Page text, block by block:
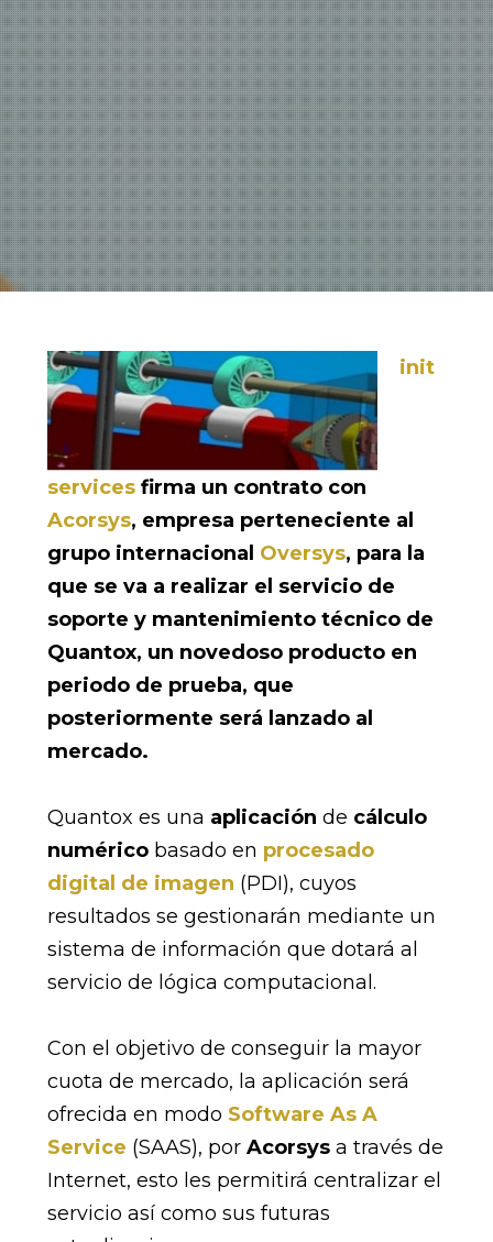
init
servicesfirma un contrato con
Acorsys, empresa perteneciente al
grupo internacional Oversys, para la
que se va a realizar el servicio de
soporte y mantenimiento técnico de
Quantox, un novedoso producto en
periodo de prueba, que
posteriormente será lanzado al
mercado.
Quantox es una aplicación de cálculo
numéricobasado en procesado
digital de imagen (PDI), cuyos
resultados se gestionarán mediante un
sistema de información que dotará al
servicio de lógica computacional.
Con el objetivo de conseguir la mayor
cuota de mercado, la aplicación será
ofrecida en modo Software As A
Service (SAAS), por Acorsysa través de
Internet, esto les permitirá centralizar el
servicio así como sus futuras